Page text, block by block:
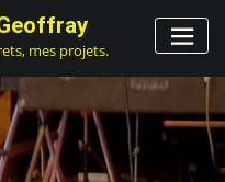
mes projets.